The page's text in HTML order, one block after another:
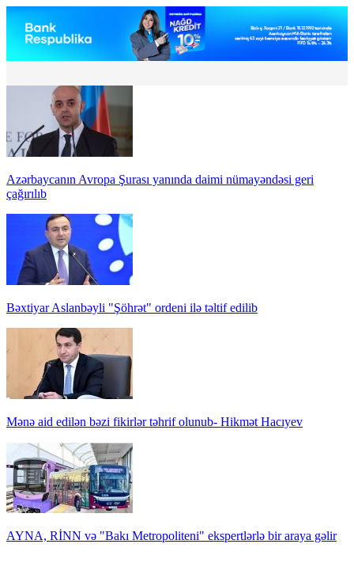
Azərbaycanın Avropa Şurası yanında daimi nümayəndəsi geri
çağırılıb
Bəxtiyar Aslanbəyli "Şöhrət" ordeni ilə təltif edilib
Mənə aid edilən bəzi fikirlər təhrif olunub- Hikmət Hacıyev
AYNA, RİNN və "Bakı Metropoliteni" ekspertlərlə bir araya gəlir